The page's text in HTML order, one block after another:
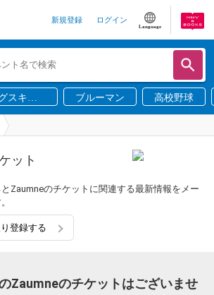
新規登録 ログイン
Language
スキニ
ブルーマン 高校野球
ット
Zaumneのチケットに関連する最新情報をメー
登録する
Zaumneのチケットはございませ